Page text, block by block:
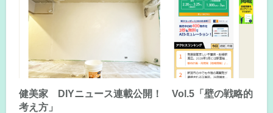
健美家 DIYニュース連載公開！ Vol.5「壁の戦略的
考え方」